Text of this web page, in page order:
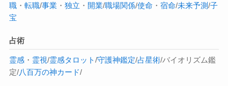
職・ 転職/事業 ・ 独立 ・ 開業/職場関係/使命 ・ 宿命/未来予測/子
宝
占術
霊感・ 霊視/霊感タロット/守護神鑑定/占星術/バイオリズム鑑
定/八百万の神カード/